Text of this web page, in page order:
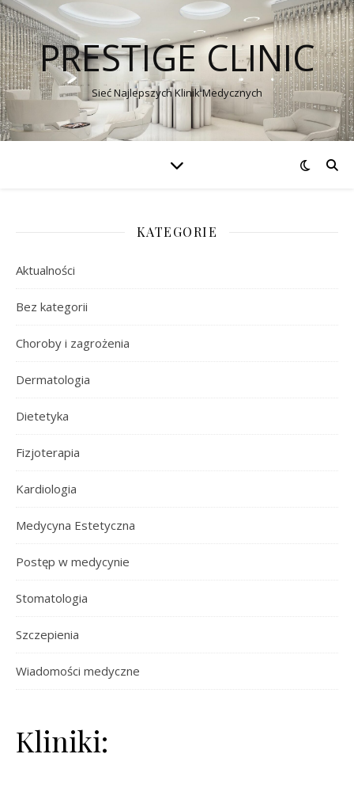
PRESTIGE CLINIC
Sieć Najlepszych Klinik Medycznych
KATEGORIE
Aktualności
Bez kategorii
Choroby i zagrożenia
Dermatologia
Dietetyka
Fizjoterapia
Kardiologia
Medycyna Estetyczna
Postęp w medycynie
Stomatologia
Szczepienia
Wiadomości medyczne
Kliniki: